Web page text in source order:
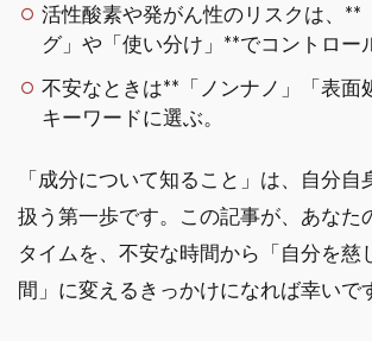
活性酸素や発がん性のリスクは、**
グ」や「使い分け」**でコントロー
不安なときは**「ノンナノ」「表面
キーワードに選ぶ。
「成分について知ること」は、自分自
扱う第一歩です。この記事が、あなた
タイムを、不安な時間から「自分を慈
間」に変えるきっかけになれば幸いで